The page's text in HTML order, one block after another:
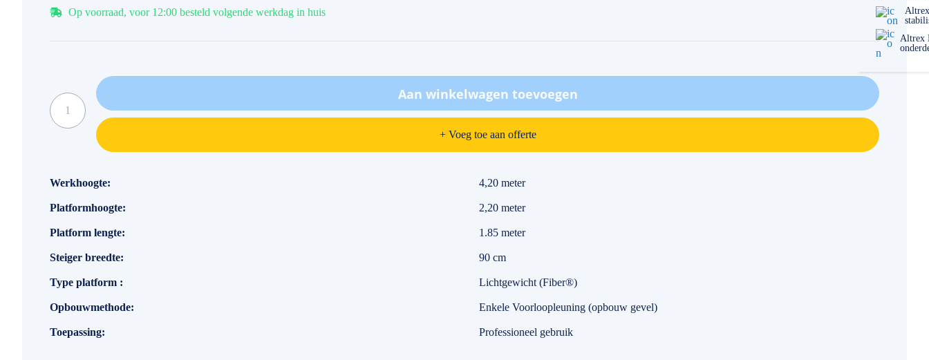
Altrex
Altrex
Op voorraad, voor 12:00 besteld volgende werkdag in huis
Aan winkelwagen toevoegen
+ Voeg toe aan offerte
Specificaties
Werkhoogte 4,20 meter
Platformhoogte 2,20 meter
Platform lengte 1.85 meter
Steiger breedte 90 cm
Type platform Lichtgewicht (Fiber®)
Opbouwmethode Enkele Voorloopleuning (opbouw gevel)
Toepassing Professioneel gebruik